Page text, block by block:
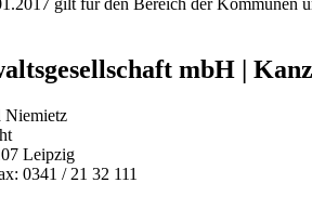
gilt für den Bereich der Kommunen
mbH |
Niemietz
Leipzig
0341 / 21 32 111